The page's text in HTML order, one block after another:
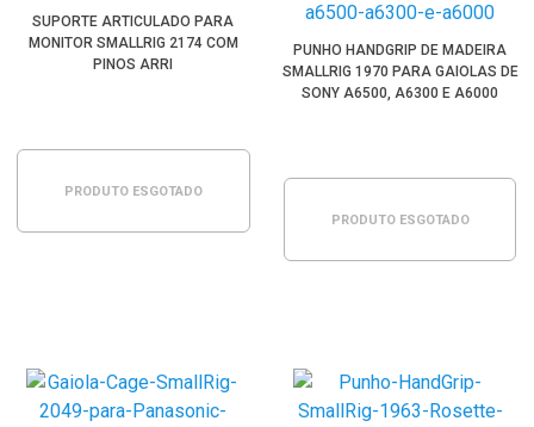
SUPORTE ARTICULADO PARA
MONITOR SMALLRIG 2174 COM
PINOS ARRI
PRODUTO ESGOTADO
PUNHO HANDGRIP DE MADEIRA
SMALLRIG 1970 PARA GAIOLAS DE
SONY A6500, A6300 E A6000
PRODUTO ESGOTADO